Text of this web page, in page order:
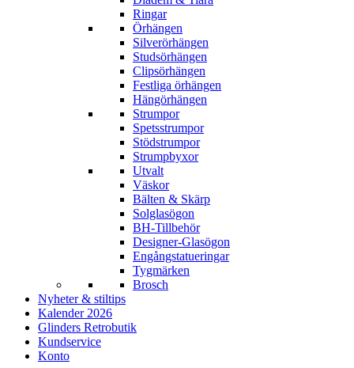
Ringar
Örhängen
Silverörhängen
Studsörhängen
Clipsörhängen
Festliga örhängen
Hängörhängen
Strumpor
Spetsstrumpor
Stödstrumpor
Strumpbyxor
Utvalt
Väskor
Bälten & Skärp
Solglasögon
BH-Tillbehör
Designer-Glasögon
Engångstatueringar
Tygmärken
Brosch
Nyheter & stiltips
Kalender 2026
Glinders Retrobutik
Kundservice
Konto